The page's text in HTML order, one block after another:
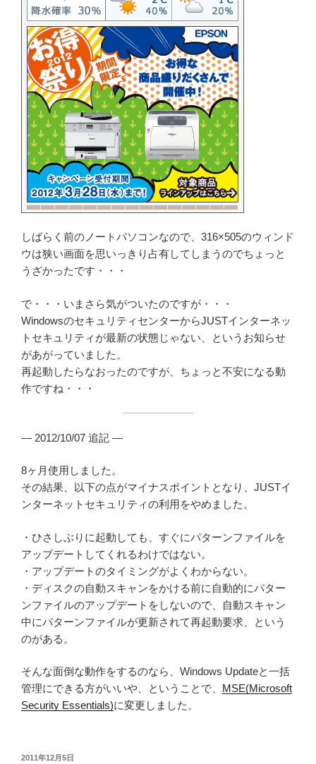
しばらく前のノートパソコンなので、316×505のウィンド
ウは狭い画面を思いっきり占有してしまうのでちょっと
うざかったです・・・
で・・・いまさら気がついたのですが・・・
WindowsのセキュリティセンターからJUSTインターネッ
トセキュリティが最新の状態じゃない、というお知らせ
があがっていました。
再起動したらなおったのですが、ちょっと不安になる動
作ですね・・・
— 2012/10/07 追記 —
8ヶ月使用しました。
その結果、以下の点がマイナスポイントとなり、JUSTイ
ンターネットセキュリティの利用をやめました。
・ひさしぶりに起動しても、すぐにパターンファイルを
アップデートしてくれるわけではない。
・アップデートのタイミングがよくわからない。
・ディスクの自動スキャンをかける前に自動的にパター
ンファイルのアップデートをしないので、自動スキャン
中にパターンファイルが更新されて再起動要求、という
のがある。
そんな面倒な動作をするのなら、Windows Updateと一括
管理にできる方がいいや、ということで、 MSE(Microsoft
Security Essentials)に変更しました。
投
2011年12月5日